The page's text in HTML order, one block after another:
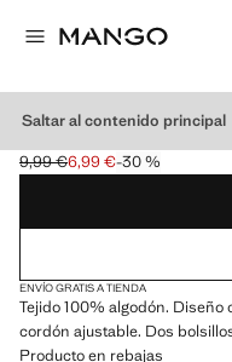
Saltar al contenido principal
SHORTS ALGODÓN
Precio inicial tachado [9,99 €
9,99 €
Precio actual [6,99 € ]
6,99 €-30 %
Selecciona un color
ENVÍO GRATIS A TIENDA
Tejido 100% algodón.
cordón ajustable. Dos
Producto en rebajas